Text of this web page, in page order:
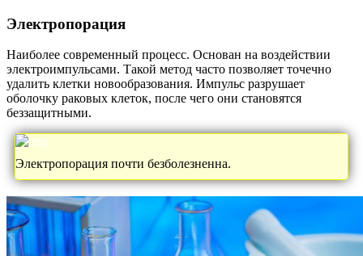
Электропорация
Наиболее современный процесс. Основан на воздействии
электроимпульсами. Такой метод часто позволяет точечно
удалить клетки новообразования. Импульс разрушает
оболочку раковых клеток, после чего они становятся
беззащитными.
Электропорация почти безболезненна.